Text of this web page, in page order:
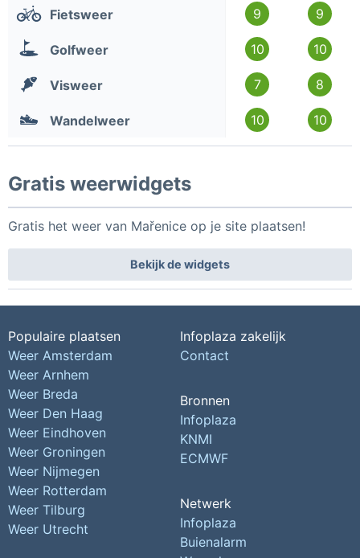
Fietsweer 9 9
Golfweer 10 10
Visweer 7 8
Wandelweer 10 10
Gratis weerwidgets
Gratis het weer van Mařenice op je site plaatsen!
Bekijk de widgets
Populaire plaatsen
Weer Amsterdam
Weer Arnhem
Weer Breda
Weer Den Haag
Weer Eindhoven
Weer Groningen
Weer Nijmegen
Weer Rotterdam
Weer Tilburg
Weer Utrecht
Infoplaza zakelijk
Contact
Bronnen
Infoplaza
KNMI
ECMWF
Netwerk
Infoplaza
Buienalarm